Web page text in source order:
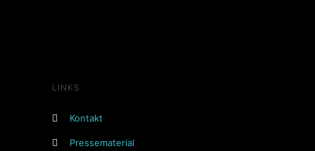
LINKS
Kontakt
Pressematerial